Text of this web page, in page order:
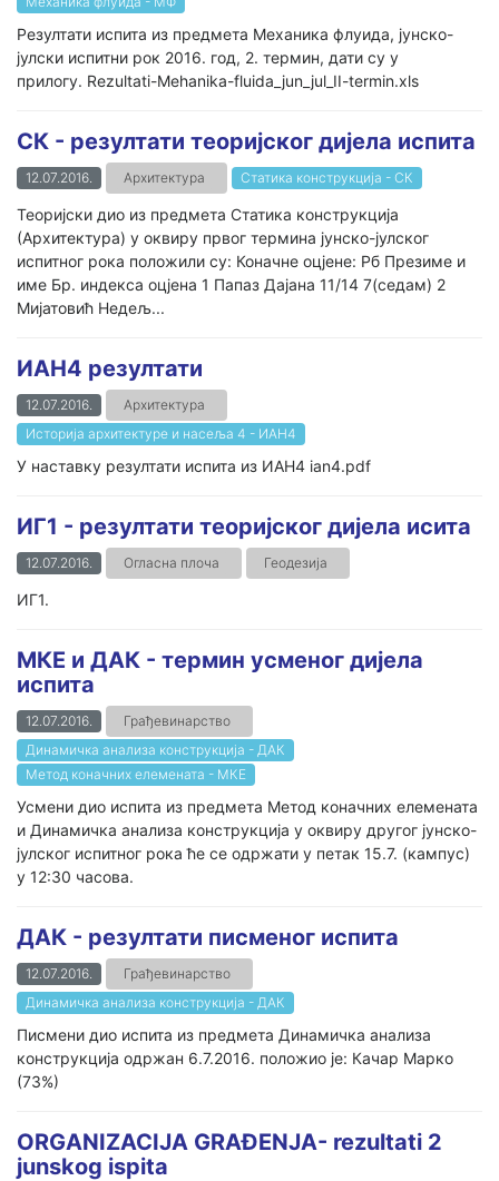
Резултати испита из предмета Механика флуида, јунско-
јулски испитни рок 2016. год, 2. термин, дати су у
прилогу. Rezultati-Mehanika-fluida_jun_jul_II-termin.xls
СК - резултати теоријског дијела испита
12.07.2016. Архитектура Статика конструкција - СК
Теоријски дио из предмета Статика конструкција
(Архитектура) у оквиру првог термина јунско-јулског
испитног рока положили су: Коначне оцјене: Рб Презиме и
име Бр. индекса оцјена 1 Папаз Дајана 11/14 7(седам) 2
Мијатовић Недељ...
ИАН4 резултати
12.07.2016.
Архитектура
Историја архитектуре и насеља 4 - ИАН4
У наставку резултати испита из ИАН4 ian4.pdf
ИГ1 - резултати теоријског дијела исита
12.07.2016. Огласна плоча Геодезија
ИГ1.
МКЕ и ДАК - термин усменог дијела
испита
12.07.2016.
Грађевинарство
Динамичка анализа конструкција - ДАК
Метод коначних елемената - МКЕ
Усмени дио испита из предмета Метод коначних елемената
и Динамичка анализа конструкција у оквиру другог јунско-
јулског испитног рока ће се одржати у петак 15.7. (кампус)
у 12:30 часова.
ДАК - резултати писменог испита
12.07.2016.
Грађевинарство
Динамичка анализа конструкција - ДАК
Писмени дио испита из предмета Динамичка анализа
конструкција одржан 6.7.2016. положио је: Качар Марко
(73%)
ORGANIZACIJA GRAĐENJA- rezultati 2
junskog ispita